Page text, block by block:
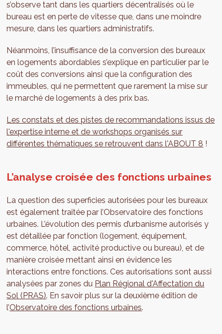
s’observe tant dans les quartiers décentralisés où le
bureau est en perte de vitesse que, dans une moindre
mesure, dans les quartiers administratifs.
Néanmoins, l’insuffisance de la conversion des bureaux
en logements abordables s’explique en particulier par le
coût des conversions ainsi que la configuration des
immeubles, qui ne permettent que rarement la mise sur
le marché de logements à des prix bas.
Les constats et des pistes de recommandations issus de
l'expertise interne et de workshops organisés sur
différentes thématiques se retrouvent dans l'ABOUT 8 !
L’analyse croisée des fonctions urbaines
La question des superficies autorisées pour les bureaux
est également traitée par l’Observatoire des fonctions
urbaines. L’évolution des permis d’urbanisme autorisés y
est détaillée par fonction (logement, équipement,
commerce, hôtel, activité productive ou bureau), et de
manière croisée mettant ainsi en évidence les
interactions entre fonctions. Ces autorisations sont aussi
analysées par zones du Plan Régional d'Affectation du
Sol (PRAS). En savoir plus sur la deuxième édition de
l’Observatoire des fonctions urbaines.